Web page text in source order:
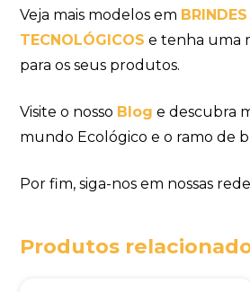
Veja mais modelos em BRINDES
TECNOLÓGICOS e tenha uma
para os seus produtos.
Visite o nosso Blog e descubra
mundo Ecológico e o ramo de
Por fim, siga-nos em nossas
Produtos